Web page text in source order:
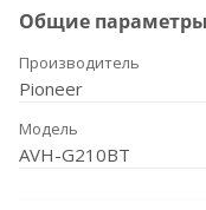
Общие параметры
Производитель
Pioneer
Модель
AVH-G210BT